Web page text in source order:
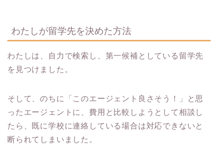
わたしが留学先を決めた方法
わたしは、自力で検索し、第一候補としている留学先
を見つけました。
そして、のちに「このエージェント良さそう！」と思
ったエージェントに、費用と比較しようとして相談し
たら、既に学校に連絡している場合は対応できないと
断られてしまいました。